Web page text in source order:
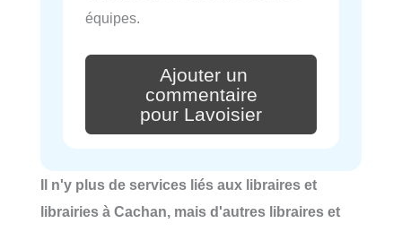
équipes.
Ajouter un
commentaire
pour Lavoisier
Il n'y plus de services liés aux libraires et
librairies à Cachan, mais d'autres libraires et